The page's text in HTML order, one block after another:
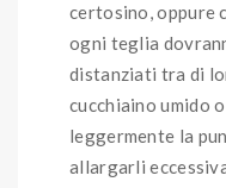
certosino, oppure
ogni teglia
distanziati tra di
cucchiaino umido
leggermente la
allargarli